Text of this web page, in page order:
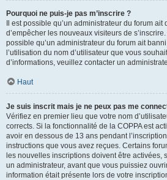
Pourquoi ne puis-je pas m’inscrire ?
Il est possible qu’un administrateur du forum
d’empêcher les nouveaux visiteurs de
possible qu’un administrateur du forum ait
l’utilisation du nom d’utilisateur que vous
d’informations, veuillez contacter un
Haut
Je suis inscrit mais je ne peux pas me
Vérifiez en premier lieu que votre nom
corrects. Si la fonctionnalité de la COPPA est
avoir en dessous de 13 ans pendant
instructions que vous avez reçues. Certains
les nouvelles inscriptions doivent être activées,
un administrateur, avant que vous puissiez
information était présente lors de votre